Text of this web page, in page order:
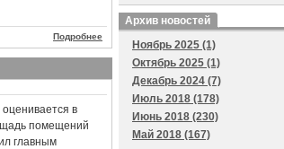
Подробнее
в
помещений
главным
Архив новостей
Ноябрь 2025 (1)
Октябрь 2025 (1)
Декабрь 2024 (7)
Июль 2018 (178)
Июнь 2018 (230)
Май 2018 (167)